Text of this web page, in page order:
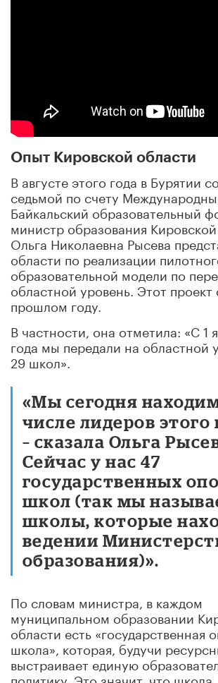
Опыт Кировской области
В августе этого года в Бурятии
седьмой по счету
Байкальский образовательный
министр образования
Ольга Николаевна Рысева
области по реализации
образовательной модели по
областной уровень. Этот проект
прошлом году.
В частности, она отметила: «С 1
года мы передали на областной
29 школ».
«Мы сегодня
числе лидеров этого
– сказала Ольга
Сейчас у нас 47
государственных
школ (так мы
школы, которые
ведении
образования)».
По словам министра, в каждом
муниципальном образовании
области есть «государственная
школа», которая, будучи
выстраивает единую
политику. Это значит, что школа